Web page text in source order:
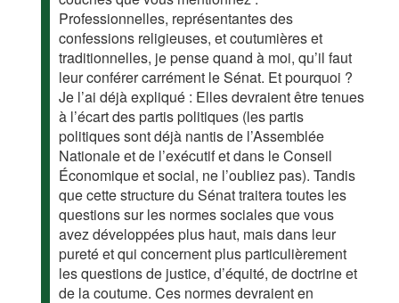
Professionnelles, représentantes des
confessions religieuses, et coutumières et
traditionnelles, je pense quand à moi, qu’il faut
leur conférer carrément le Sénat. Et pourquoi ?
Je l’ai déjà expliqué : Elles devraient être tenues
à l’écart des partis politiques (les partis
politiques sont déjà nantis de l’Assemblée
Nationale et de l’exécutif et dans le Conseil
Économique et social, ne l’oubliez pas). Tandis
que cette structure du Sénat traitera toutes les
questions sur les normes sociales que vous
avez développées plus haut, mais dans leur
pureté et qui concernent plus particulièrement
les questions de justice, d’équité, de doctrine et
de la coutume. Ces normes devraient en